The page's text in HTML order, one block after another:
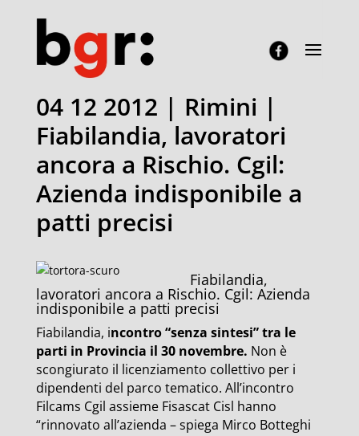
04 12 2012 | Rimini |
Fiabilandia, lavoratori
ancora a Rischio. Cgil:
Azienda indisponibile a
patti precisi
Fiabilandia,
lavoratori ancora a Rischio. Cgil: Azienda
indisponibile a patti precisi
Fiabilandia, incontro “senza sintesi” tra le
parti in Provincia il 30 novembre. Non è
scongiurato il licenziamento collettivo per i
dipendenti del parco tematico. All’incontro
Filcams Cgil assieme Fisascat Cisl hanno
“rinnovato all’azienda – spiega Mirco Botteghi